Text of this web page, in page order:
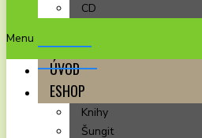
CD
Menu
ÚVOD
ESHOP
Knihy
Šungit